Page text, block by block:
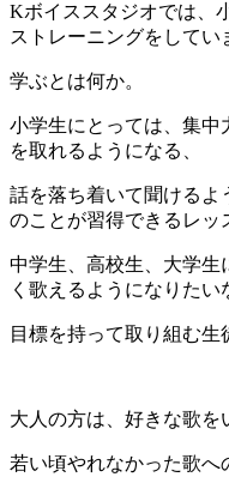
Kボイススタジオでは、
ストレーニングをしてい
学ぶとは何か。
小学生にとっては、集中
を取れるようになる、
話を落ち着いて聞けるよ
のことが習得できるレッ
中学生、高校生、大学生
く歌えるようになりたい
目標を持って取り組む生
大人の方は、好きな歌を
若い頃やれなかった歌へ